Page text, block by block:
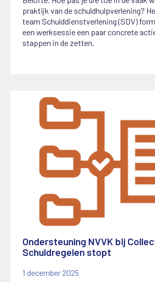
praktijk van de schuldhulpverlening?
team Schulddienstverlening (SDV)
een werksessie een paar concrete
stappen in de zetten.
Ondersteuning NVVK bij
Schuldregelen stopt
1 december 2025